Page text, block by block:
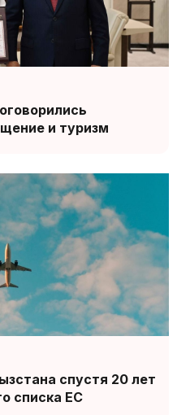
и туризм
спустя 20 лет
списка ЕС